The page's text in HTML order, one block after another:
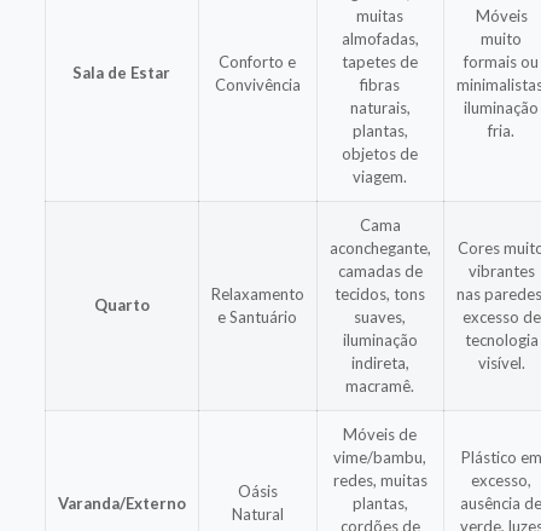
Sala de Estar
Conforto e
Convivência
muitas
almofadas,
tapetes de
fibras
naturais,
plantas,
objetos de
viagem.
Móveis
muito
formais ou
iluminação
fria.
Quarto
Relaxamento
e Santuário
Cama
aconchegante,
camadas de
tecidos, tons
suaves,
iluminação
indireta,
macramê.
Cores
vibrantes
nas
excesso de
tecnologia
visível.
Varanda/Externo
Oásis
Natural
Móveis de
vime/bambu,
redes, muitas
plantas,
cordões de
Plástico em
excesso,
ausência
verde,